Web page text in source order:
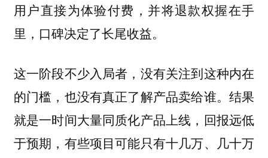
用户直接为体验付费，并将退款权握在手
里，口碑决定了长尾收益。
这一阶段不少入局者，没有关注到这种内在
的门槛，也没有真正了解产品卖给谁。结果
就是一时间大量同质化产品上线，回报远低
于预期，有些项目可能只有十几万、几十万